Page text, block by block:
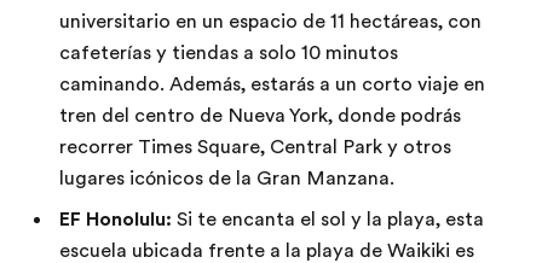
universitario en un espacio de 11 hectáreas, con
cafeterías y tiendas a solo 10 minutos
caminando. Además, estarás a un corto viaje en
tren del centro de Nueva York, donde podrás
recorrer Times Square, Central Park y otros
lugares icónicos de la Gran Manzana.
EF Honolulu: Si te encanta el sol y la playa, esta
escuela ubicada frente a la playa de Waikiki es